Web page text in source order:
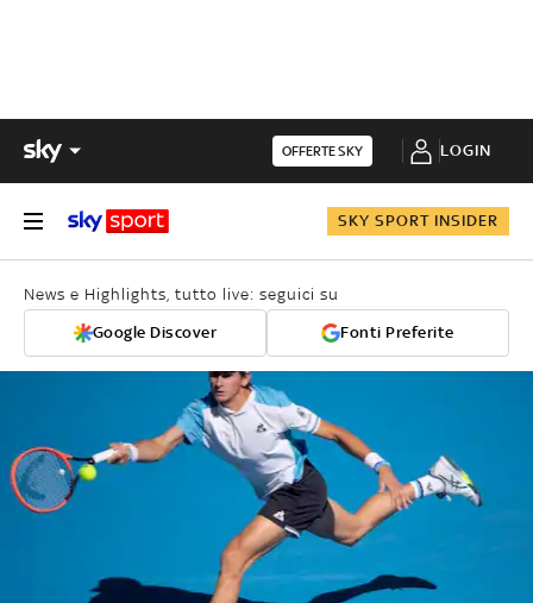
OFFERTE SKY LOGIN
SKY SPORT INSIDER
News e Highlights, tutto live: seguici su
Google Discover Fonti Preferite